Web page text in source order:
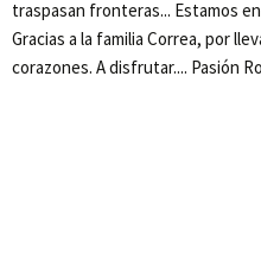
traspasan fronteras... Estamos
Gracias a la familia Correa, por
corazones. A disfrutar.... Pasión